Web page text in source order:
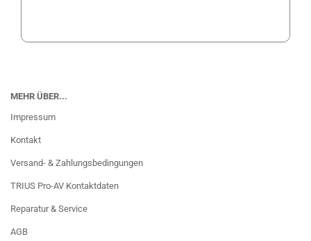
MEHR ÜBER...
Impressum
Kontakt
Versand- & Zahlungsbedingungen
TRIUS Pro-AV Kontaktdaten
Reparatur & Service
AGB